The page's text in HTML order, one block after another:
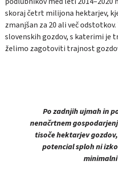
skoraj četrt milijona hektarjev,
zmanjšan za 20 ali več
slovenskih gozdov, s katerimi je
želimo zagotoviti trajnost
Po zadnjih ujmah in
nenačrtnem
tisoče hektarjev
potencial sploh ni